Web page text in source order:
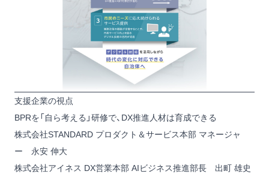
支援企業の視点
BPRを「自ら考える」研修で、DX推進人材は育成できる
株式会社STANDARD プロダクト＆サービス本部 マネージャ
ー 永安 伸大
株式会社アイネス DX営業本部 AIビジネス推進部長 出町 雄史